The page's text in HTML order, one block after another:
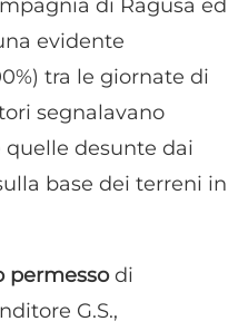
di Ragusa ed
evidente
tra le giornate di
segnalavano
quelle desunte dai
base dei terreni in
permessodi
G.S.,